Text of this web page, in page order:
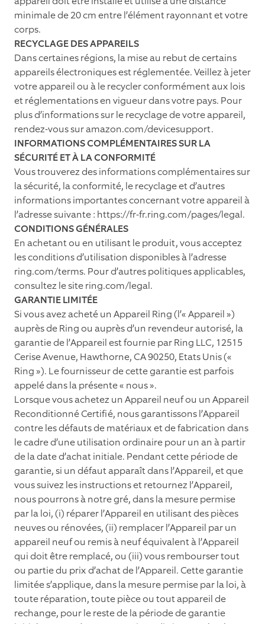
minimale de 20 cm entre l’élément rayonnant et votre
corps.
RECYCLAGE DES APPAREILS
Dans certaines régions, la mise au rebut de certains
appareils électroniques est réglementée. Veillez à jeter
votre appareil ou à le recycler conformément aux lois
et réglementations en vigueur dans votre pays. Pour
plus d’informations sur le recyclage de votre appareil,
rendez-vous sur amazon.com/devicesupport.
INFORMATIONS COMPLÉMENTAIRES SUR LA
SÉCURITÉ ET À LA CONFORMITÉ
Vous trouverez des informations complémentaires sur
la sécurité, la conformité, le recyclage et d’autres
informations importantes concernant votre appareil à
l’adresse suivante : https://fr-fr.ring.com/pages/legal.
CONDITIONS GÉNÉRALES
En achetant ou en utilisant le produit, vous acceptez
les conditions d’utilisation disponibles à l’adresse
ring.com/terms. Pour d’autres politiques applicables,
consultez le site ring.com/legal.
GARANTIE LIMITÉE
Si vous avez acheté un Appareil Ring (l’« Appareil »)
auprès de Ring ou auprès d’un revendeur autorisé, la
garantie de l’Appareil est fournie par Ring LLC, 12515
Cerise Avenue, Hawthorne, CA 90250, Etats Unis («
Ring »). Le fournisseur de cette garantie est parfois
appelé dans la présente « nous ».
Lorsque vous achetez un Appareil neuf ou un Appareil
Reconditionné Certiﬁé, nous garantissons l’Appareil
contre les défauts de matériaux et de fabrication dans
le cadre d’une utilisation ordinaire pour un an à partir
de la date d’achat initiale. Pendant cette période de
garantie, si un défaut apparaît dans l’Appareil, et que
vous suivez les instructions et retournez l’Appareil,
nous pourrons à notre gré, dans la mesure permise
par la loi, (i) réparer l’Appareil en utilisant des pièces
neuves ou rénovées, (ii) remplacer l’Appareil par un
appareil neuf ou remis à neuf équivalent à l’Appareil
qui doit être remplacé, ou (iii) vous rembourser tout
ou partie du prix d’achat de l’Appareil. Cette garantie
limitée s’applique, dans la mesure permise par la loi, à
toute réparation, toute pièce ou tout appareil de
rechange, pour le reste de la période de garantie